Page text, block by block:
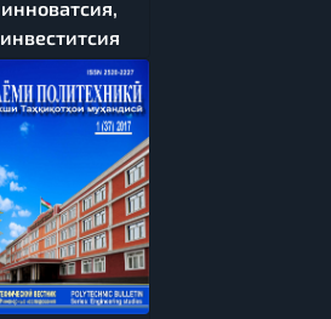
инноватсия,
инвеститсия